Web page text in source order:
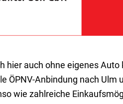
hier auch ohne eigenes
Anbindung nach Ulm
wie zahlreiche